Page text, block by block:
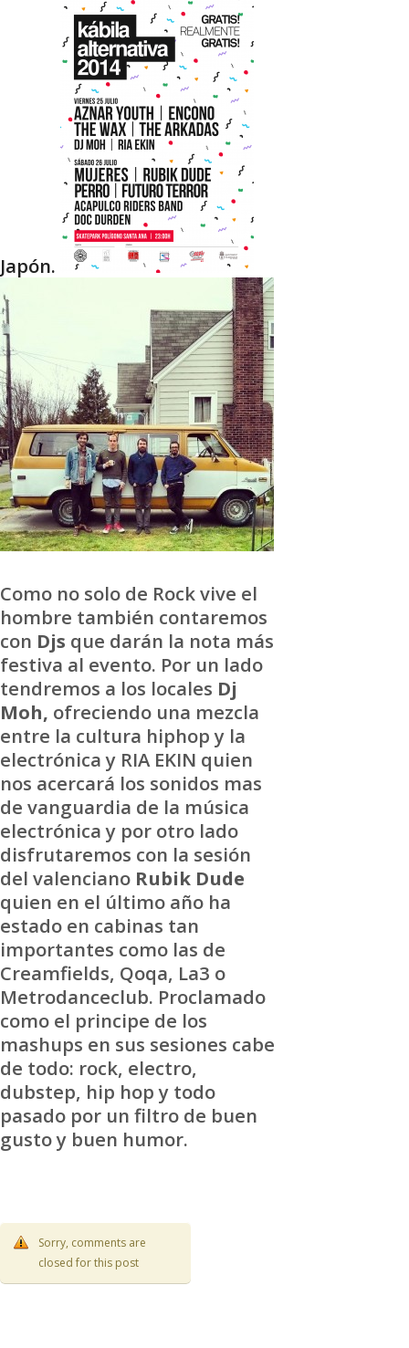
Japón.
Como no solo de Rock vive el
hombre también contaremos
con Djs que darán la nota más
festiva al evento. Por un lado
tendremos a los locales Dj
Moh, ofreciendo una mezcla
entre la cultura hiphop y la
electrónica y RIA EKIN quien
nos acercará los sonidos mas
de vanguardia de la música
electrónica y por otro lado
disfrutaremos con la sesión
del valenciano Rubik Dude
quien en el último año ha
estado en cabinas tan
importantes como las de
Creamfields, Qoqa, La3 o
Metrodanceclub. Proclamado
como el principe de los
mashups en sus sesiones cabe
de todo: rock, electro,
dubstep, hip hop y todo
pasado por un filtro de buen
gusto y buen humor.
Sorry, comments are
closed for this post